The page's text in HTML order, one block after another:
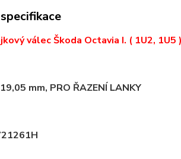
válec Škoda Octavia I. ( 1U2, 1U5 )
19,05 mm, PRO ŘAZENÍ LANKY